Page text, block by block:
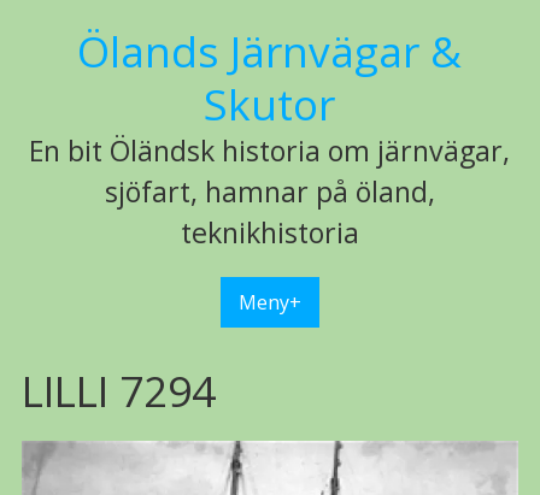
Ölands Järnvägar &
Skutor
En bit Öländsk historia om järnvägar,
sjöfart, hamnar på öland,
teknikhistoria
Meny+
LILLI 7294